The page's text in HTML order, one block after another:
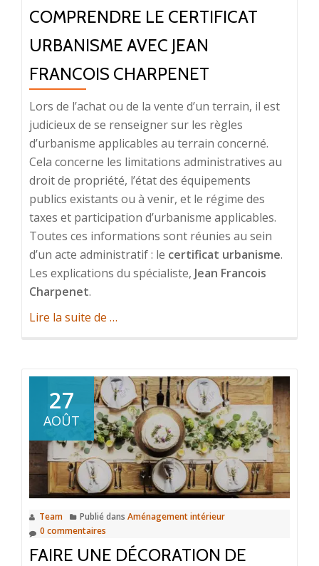
COMPRENDRE LE CERTIFICAT
URBANISME AVEC JEAN
FRANCOIS CHARPENET
Lors de l’achat ou de la vente d’un terrain, il est
judicieux de se renseigner sur les règles
d’urbanisme applicables au terrain concerné.
Cela concerne les limitations administratives au
droit de propriété, l’état des équipements
publics existants ou à venir, et le régime des
taxes et participation d’urbanisme applicables.
Toutes ces informations sont réunies au sein
d’un acte administratif : le certificat urbanisme.
Les explications du spécialiste, Jean Francois
Charpenet.
Lire la suite de à
certificat
urbanisme
avec
Jean
Francois
Charpenet
…
27
AOÛT
Team Publié dans Aménagement intérieur
0 commentaires
FAIRE UNE DÉCORATION DE